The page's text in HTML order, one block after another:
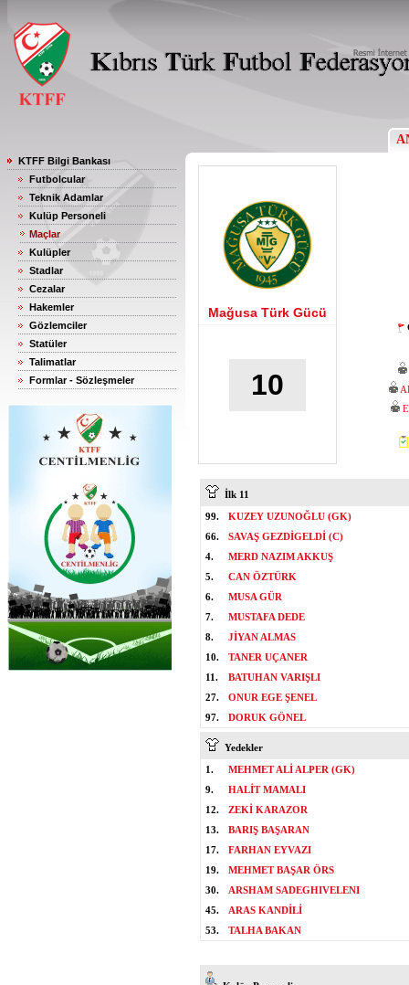
KTFF Bilgi Bankası
Futbolcular
Teknik Adamlar
Kulüp Personeli
Maçlar
Kulüpler
Stadlar
Cezalar
Hakemler
Gözlemciler
Statüler
Talimatlar
Formlar - Sözleşmeler
Mağusa Türk Gücü
10
İlk 11
99.
KUZEY UZUNOĞLU (GK)
66.
SAVAŞ GEZDİGELDİ (C)
4.
MERD NAZIM AKKUŞ
5.
CAN ÖZTÜRK
6.
MUSA GÜR
7.
MUSTAFA DEDE
8.
JİYAN ALMAS
10.
TANER UÇANER
11.
BATUHAN VARIŞLI
27.
ONUR EGE ŞENEL
97.
DORUK GÖNEL
Yedekler
1.
MEHMET ALİ ALPER (GK)
9.
HALİT MAMALI
12.
ZEKİ KARAZOR
13.
BARIŞ BAŞARAN
17.
FARHAN EYVAZI
19.
MEHMET BAŞAR ÖRS
30.
ARSHAM SADEGHIVELENI
45.
ARAS KANDİLİ
53.
TALHA BAKAN